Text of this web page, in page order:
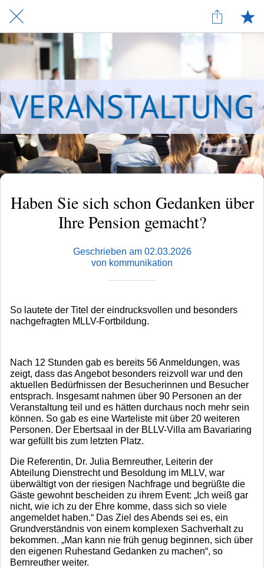
Haben Sie sich schon Gedanken über
Ihre Pension gemacht?
Geschrieben am 02.03.2026
von kommunikation
So lautete der Titel der eindrucksvollen und besonders
nachgefragten MLLV-Fortbildung.
Nach 12 Stunden gab es bereits 56 Anmeldungen, was
zeigt, dass das Angebot besonders reizvoll war und den
aktuellen Bedürfnissen der Besucherinnen und Besucher
entsprach. Insgesamt nahmen über 90 Personen an der
Veranstaltung teil und es hätten durchaus noch mehr sein
können. So gab es eine Warteliste mit über 20 weiteren
Personen. Der Ebertsaal in der BLLV-Villa am Bavariaring
war gefüllt bis zum letzten Platz.
Die Referentin, Dr. Julia Bernreuther, Leiterin der
Abteilung Dienstrecht und Besoldung im MLLV, war
überwältigt von der riesigen Nachfrage und begrüßte die
Gäste gewohnt bescheiden zu ihrem Event: „Ich weiß gar
nicht, wie ich zu der Ehre komme, dass sich so viele
angemeldet haben.“ Das Ziel des Abends sei es, ein
Grundverständnis von einem komplexen Sachverhalt zu
bekommen. „Man kann nie früh genug beginnen, sich über
den eigenen Ruhestand Gedanken zu machen“, so
Bernreuther weiter.